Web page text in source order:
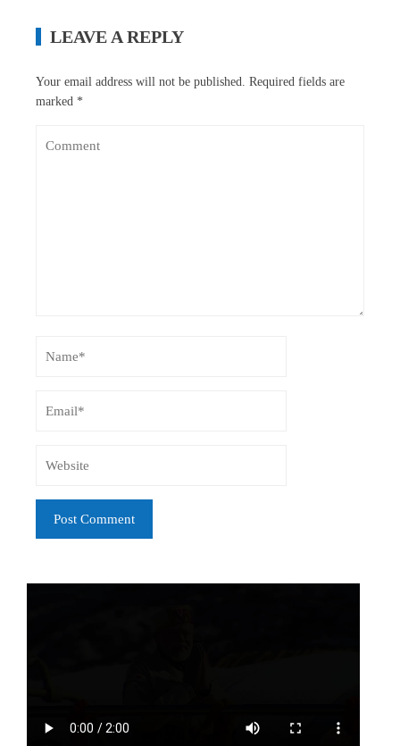
LEAVE A REPLY
Your email address will not be published. Required fields are
marked *